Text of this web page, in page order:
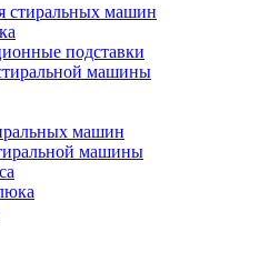
стиральных машин
подставки
машины
машин
машины